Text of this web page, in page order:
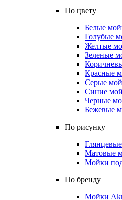
По цвету
Белые
Голубые
Желтые
Зеленые
Красные
Серые
Синие
Черные
Бежевые
По рисунку
Матовые
Мойки
По бренду
Мойки